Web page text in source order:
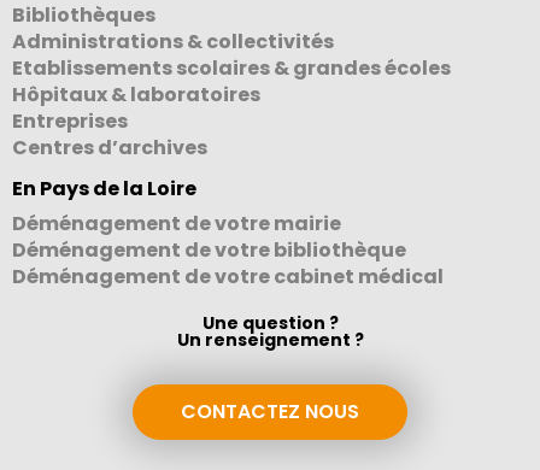
Bibliothèques
Administrations & collectivités
Etablissements scolaires & grandes écoles
Hôpitaux & laboratoires
Entreprises
Centres d’archives
En Pays de la Loire
Déménagement de votre mairie
Déménagement de votre bibliothèque
Déménagement de votre cabinet médical
Une question ?
Un renseignement ?
CONTACTEZ NOUS